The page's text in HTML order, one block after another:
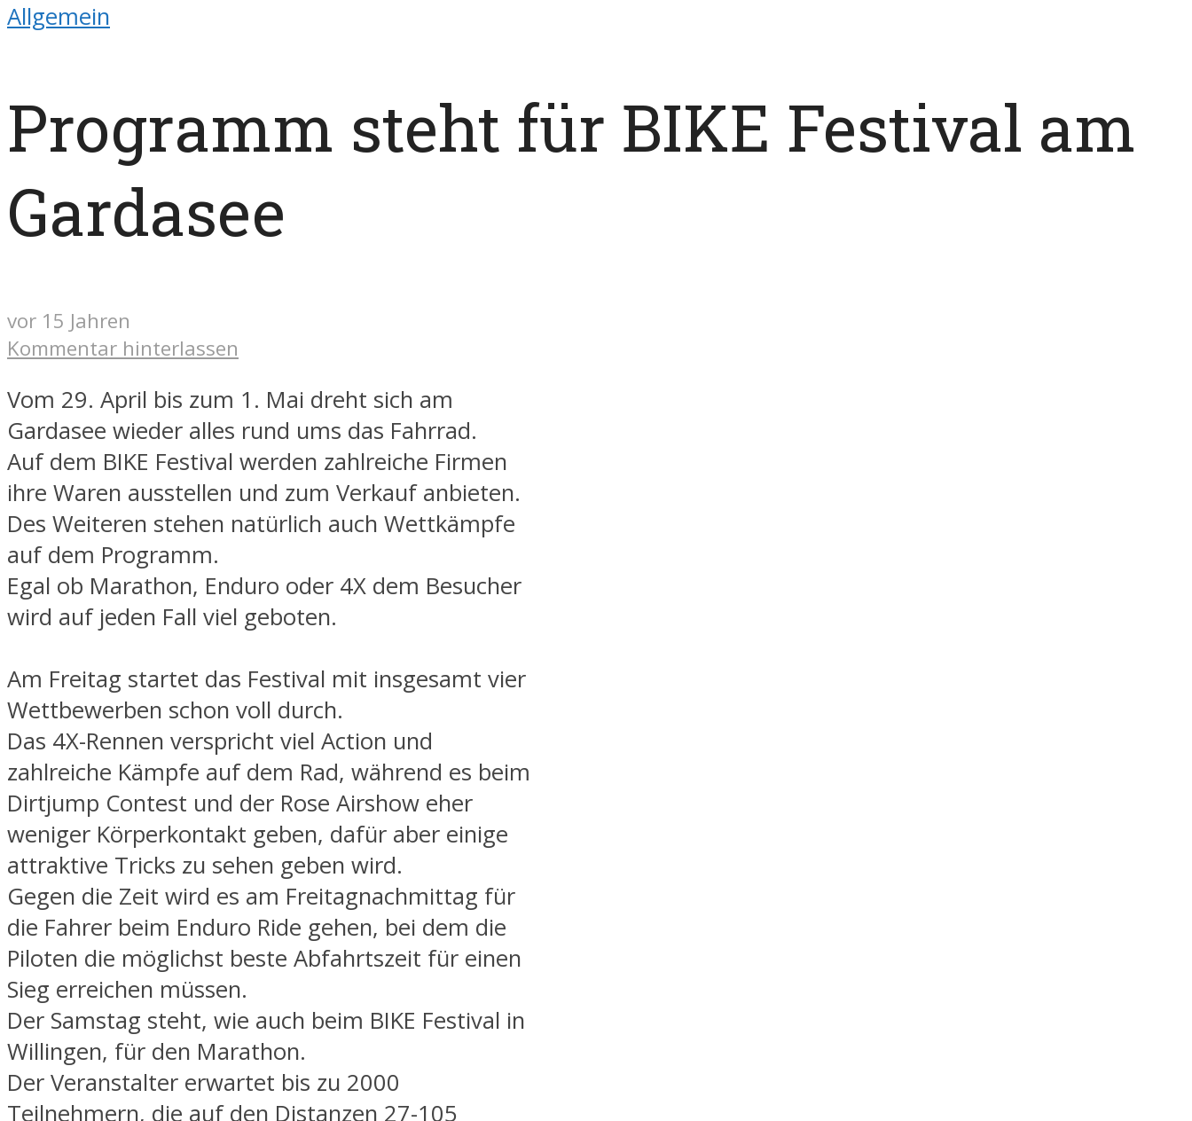
Allgemein
Programm steht für BIKE Festival am
Gardasee
vor 15 Jahren
Kommentar hinterlassen
Vom 29. April bis zum 1. Mai dreht sich am
Gardasee wieder alles rund ums das Fahrrad.
Auf dem BIKE Festival werden zahlreiche Firmen
ihre Waren ausstellen und zum Verkauf anbieten.
Des Weiteren stehen natürlich auch Wettkämpfe
auf dem Programm.
Egal ob Marathon, Enduro oder 4X dem Besucher
wird auf jeden Fall viel geboten.
Am Freitag startet das Festival mit insgesamt vier
Wettbewerben schon voll durch.
Das 4X-Rennen verspricht viel Action und
zahlreiche Kämpfe auf dem Rad, während es beim
Dirtjump Contest und der Rose Airshow eher
weniger Körperkontakt geben, dafür aber einige
attraktive Tricks zu sehen geben wird.
Gegen die Zeit wird es am Freitagnachmittag für
die Fahrer beim Enduro Ride gehen, bei dem die
Piloten die möglichst beste Abfahrtszeit für einen
Sieg erreichen müssen.
Der Samstag steht, wie auch beim BIKE Festival in
Willingen, für den Marathon.
Der Veranstalter erwartet bis zu 2000
Teilnehmern, die auf den Distanzen 27-105